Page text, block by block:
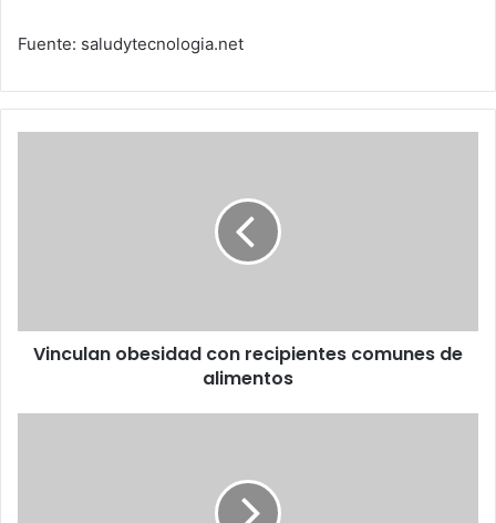
Fuente: saludytecnologia.net
Vinculan obesidad con recipientes comunes de
alimentos